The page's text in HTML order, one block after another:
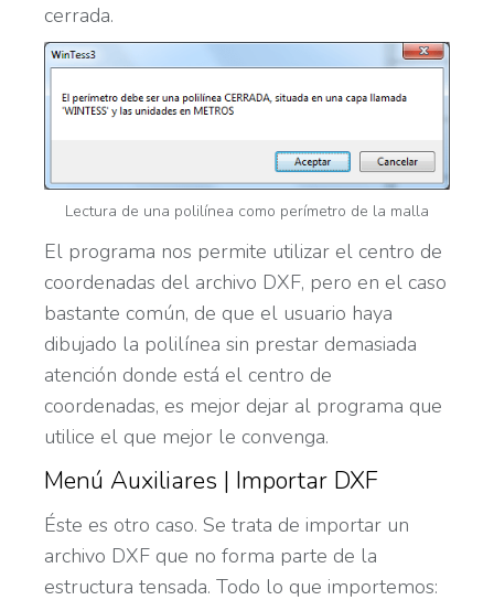
cerrada.
Lectura de una polilínea como perímetro de la malla
El programa nos permite utilizar el centro de
coordenadas del archivo DXF, pero en el caso
bastante común, de que el usuario haya
dibujado la polilínea sin prestar demasiada
atención donde está el centro de
coordenadas, es mejor dejar al programa que
utilice el que mejor le convenga.
Menú Auxiliares | Importar DXF
Éste es otro caso. Se trata de importar un
archivo DXF que no forma parte de la
estructura tensada. Todo lo que importemos: